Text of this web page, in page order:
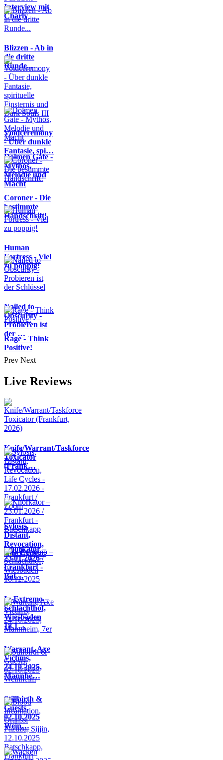
Interview mit
Charly
Blizzen - Ab in
die dritte
Runde...
Voidceremony
- Über dunkle
Fantasie, spi…
Dolmen Gate -
Mythos,
Melodie und
Macht
Coroner - Die
bestimmte
Handschrift!
Human
Fortress - Viel
zu poppig!
Nailed to
Obscurity -
Probieren ist
der …
Rage - Think
Positive!
Prev Next
Live Reviews
Knife/Warrant/Taskforce
Toxicator
(Frank…
Sylosis,
Distant,
Revocation,
Life Cycle…
Knorkator –
23.01.2026 /
Frankfurt -
Bat…
In Extremo –
Schlachthof,
Wiesbaden
18.1…
Warrant, Axe
Victims,
24.10.2025,
Mannhe…
Stillbirth &
Guests,
02.10.2025
Wein…